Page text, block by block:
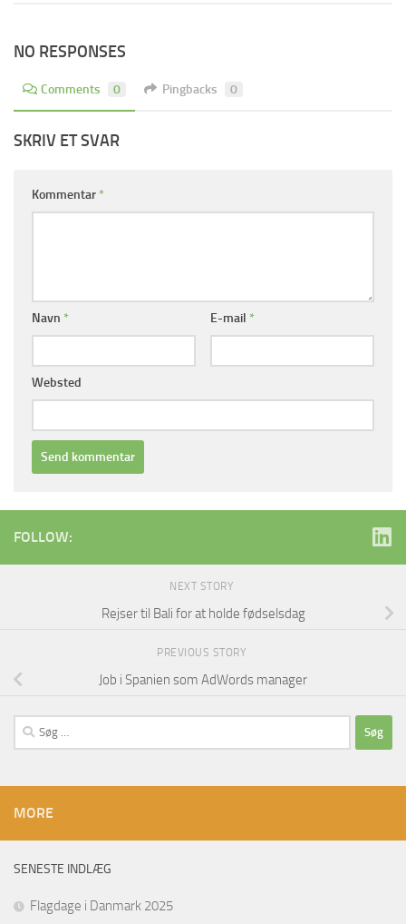
NO RESPONSES
Comments 0 Pingbacks 0
SKRIV ET SVAR
Kommentar *
Navn * E-mail *
Websted
FOLLOW:
NEXT STORY
Rejser til Bali for at holde fødselsdag
PREVIOUS STORY
Job i Spanien som AdWords manager
Søg
efter:
MORE
SENESTE INDLÆG
Flagdage i Danmark 2025